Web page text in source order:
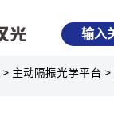
> 主动隔振光学平台 >